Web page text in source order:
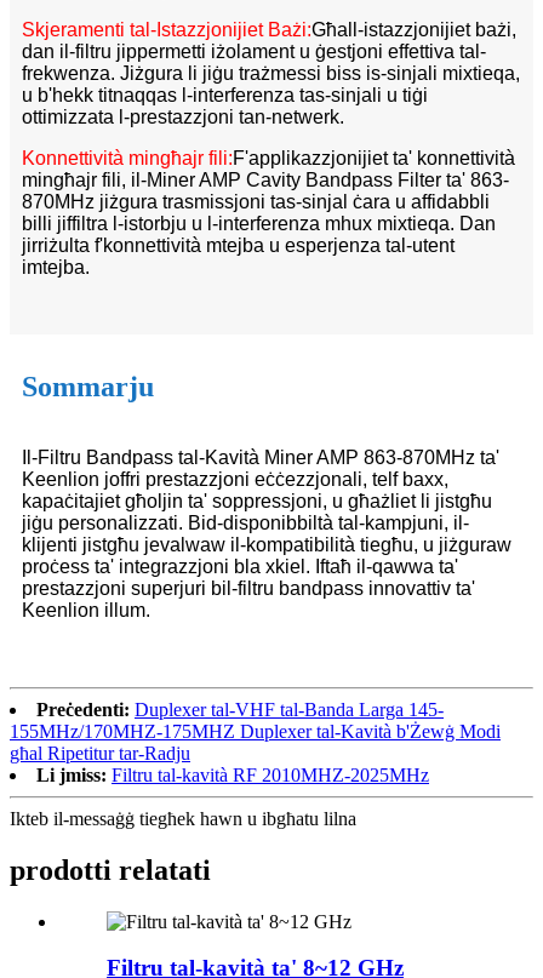
Skjeramenti tal-Istazzjonijiet Bażi:Għall-istazzjonijiet bażi,
dan il-filtru jippermetti iżolament u ġestjoni effettiva tal-
frekwenza. Jiżgura li jiġu trażmessi biss is-sinjali mixtieqa,
u b'hekk titnaqqas l-interferenza tas-sinjali u tiġi
ottimizzata l-prestazzjoni tan-netwerk.
Konnettività mingħajr fili:F'applikazzjonijiet ta' konnettività
mingħajr fili, il-Miner AMP Cavity Bandpass Filter ta' 863-
870MHz jiżgura trasmissjoni tas-sinjal ċara u affidabbli
billi jiffiltra l-istorbju u l-interferenza mhux mixtieqa. Dan
jirriżulta f'konnettività mtejba u esperjenza tal-utent
imtejba.
Sommarju
Il-Filtru Bandpass tal-Kavità Miner AMP 863-870MHz ta'
Keenlion joffri prestazzjoni eċċezzjonali, telf baxx,
kapaċitajiet għoljin ta' soppressjoni, u għażliet li jistgħu
jiġu personalizzati. Bid-disponibbiltà tal-kampjuni, il-
klijenti jistgħu jevalwaw il-kompatibilità tiegħu, u jiżguraw
proċess ta' integrazzjoni bla xkiel. Iftaħ il-qawwa ta'
prestazzjoni superjuri bil-filtru bandpass innovattiv ta'
Keenlion illum.
Preċedenti: Duplexer tal-VHF tal-Banda Larga 145-
155MHz/170MHZ-175MHZ Duplexer tal-Kavità b'Żewġ Modi
għal Ripetitur tar-Radju
Li jmiss: Filtru tal-kavità RF 2010MHZ-2025MHz
Ikteb il-messaġġ tiegħek hawn u ibgħatu lilna
prodotti relatati
Filtru tal-kavità ta' 8~12 GHz